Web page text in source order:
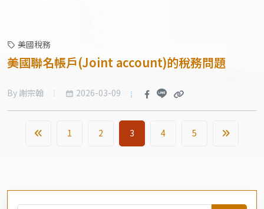
美國稅務
美國聯名帳戶(Joint account)的稅務問題
By 謝宗翰 2026-03-09
1 2 3 4 5